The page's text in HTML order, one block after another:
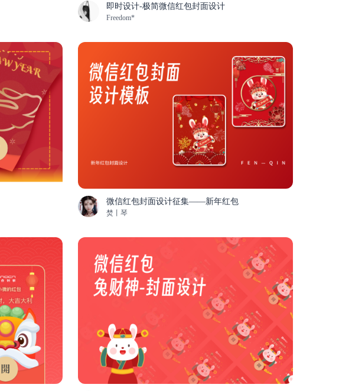
即时设计-极简微信红包封面设计
Freedom*
微信红包封面设计征集——新年红包
焚丨琴